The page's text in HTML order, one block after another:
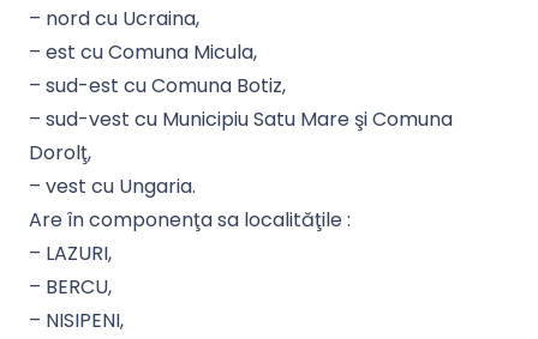
– nord cu Ucraina,
– est cu Comuna Micula,
– sud-est cu Comuna Botiz,
– sud-vest cu Municipiu Satu Mare şi Comuna
Dorolţ,
– vest cu Ungaria.
Are în componenţa sa localităţile :
– LAZURI,
– BERCU,
– NISIPENI,